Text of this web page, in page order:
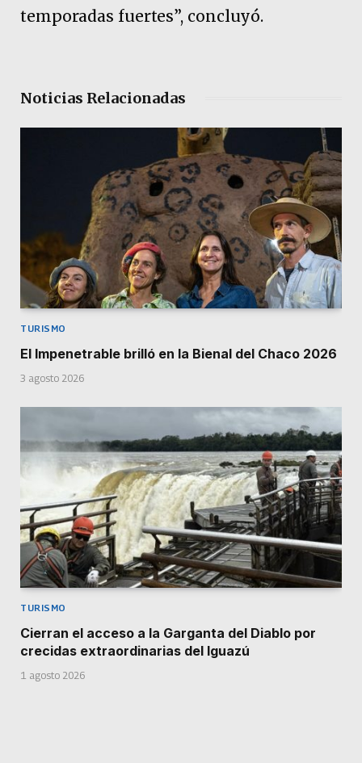
temporadas fuertes”, concluyó.
Noticias Relacionadas
TURISMO
El Impenetrable brilló en la Bienal del Chaco 2026
3 agosto 2026
TURISMO
Cierran el acceso a la Garganta del Diablo por
crecidas extraordinarias del Iguazú
1 agosto 2026